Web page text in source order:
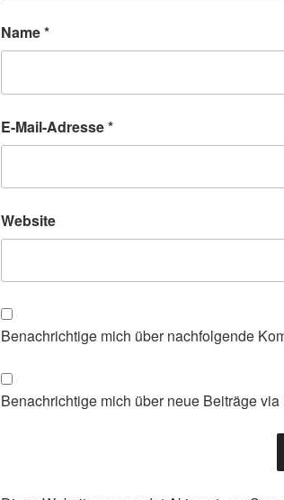
Name*
E-Mail-Adresse*
Website
Benachrichtige mich über nachfolgende
Benachrichtige mich über neue Beiträge via